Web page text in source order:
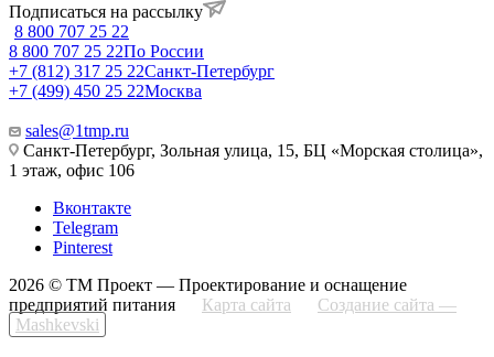
Подписаться на рассылку
8 800 707 25 22
8 800 707 25 22По России
+7 (812) 317 25 22Санкт-Петербург
+7 (499) 450 25 22Москва
sales@1tmp.ru
Санкт-Петербург, Зольная улица, 15, БЦ «Морская столица»,
1 этаж, офис 106
Вконтакте
Telegram
Pinterest
2026 © ТМ Проект — Проектирование и оснащение
предприятий питания
Карта сайта
Создание сайта —
Mashkevski